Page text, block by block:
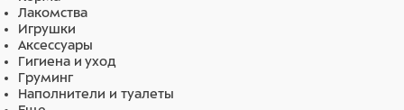
Лакомства
Игрушки
Аксессуары
Гигиена и уход
Груминг
Наполнители и туалеты